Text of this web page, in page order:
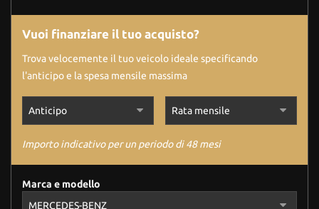
CONTRIBUTI
CONTATTI
Vuoi finanziare il tuo acquisto?
Trova velocemente il tuo veicolo ideale specificando
l'anticipo e la spesa mensile massima
Importo indicativo per un periodo di 48 mesi
Marca e modello